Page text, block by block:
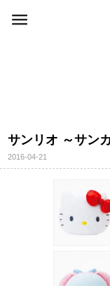
サンリオ ～サン
2016-04-21